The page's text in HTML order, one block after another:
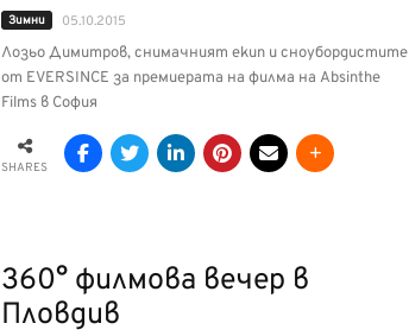
Зимни 05.10.2015
Лозьо Димитров, снимачният екип и сноубордистите
от EVERSINCE за премиерата на филма на Аbsinthe
Films в София
SHARES
360° филмова вечер в
Пловдив